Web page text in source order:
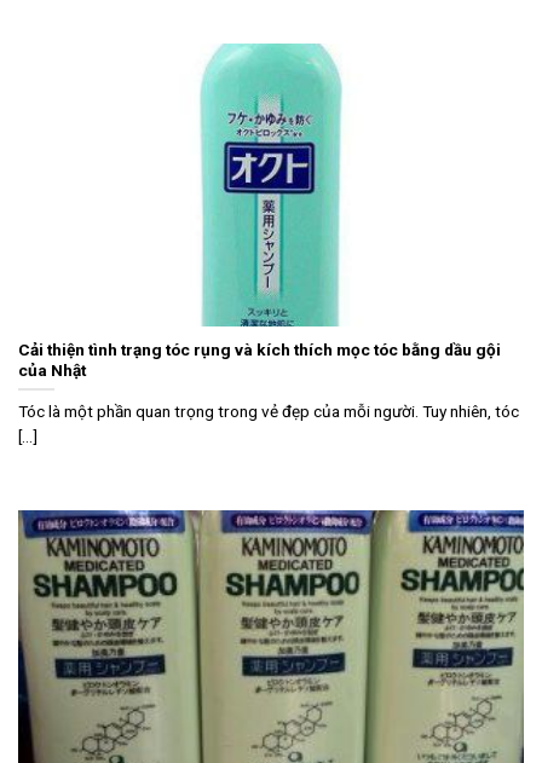
Cải thiện tình trạng tóc rụng và kích thích mọc tóc bằng dầu gội
của Nhật
Tóc là một phần quan trọng trong vẻ đẹp của mỗi người. Tuy nhiên, tóc
[...]